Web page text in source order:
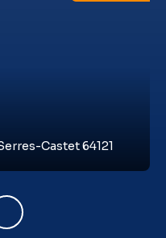
Castet 64121